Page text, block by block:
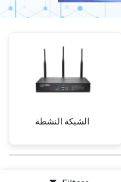
الشبكة النشطة